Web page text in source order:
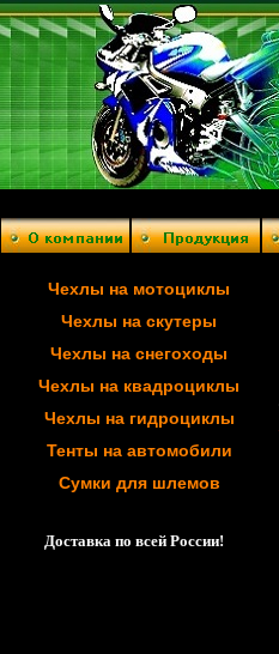
Чехлы на мотоциклы
Чехлы на скутеры
Чехлы на снегоходы
Чехлы на квадроциклы
Чехлы на гидроциклы
Тенты на автомобили
Сумки для шлемов
Доставка по всей России!